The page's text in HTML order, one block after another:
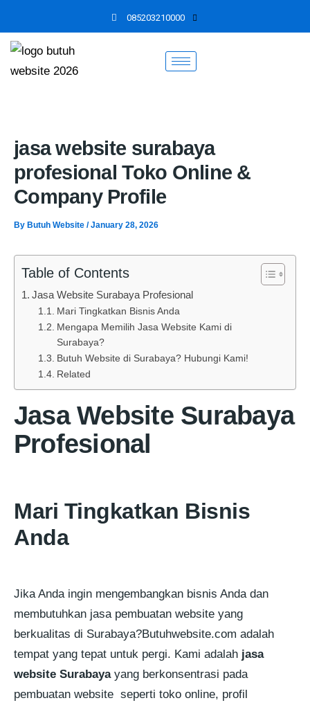
to
content
085203210000
jasa website surabaya
profesional Toko Online &
Company Profile
By Butuh Website /January 28, 2026
Table of Contents
Jasa Website Surabaya Profesional
Mari Tingkatkan Bisnis Anda
Mengapa Memilih Jasa Website Kami di
Surabaya?
Butuh Website di Surabaya? Hubungi Kami!
Related
Jasa Website Surabaya
Profesional
Mari Tingkatkan Bisnis
Anda
Jika Anda ingin mengembangkan bisnis Anda dan
membutuhkan jasa pembuatan website yang
berkualitas di Surabaya?Butuhwebsite.com adalah
tempat yang tepat untuk pergi. Kami adalah jasa
website Surabayayang berkonsentrasi pada
pembuatan website seperti toko online, profil